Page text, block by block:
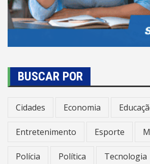
BUSCAR POR
Cidades Economia
Entretenimento Esporte
Polícia Política Tecnologia